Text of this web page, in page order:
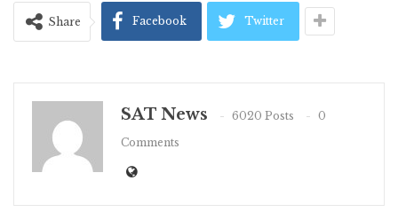
Share Facebook Twitter
SAT News 6020 Posts
0
Comments